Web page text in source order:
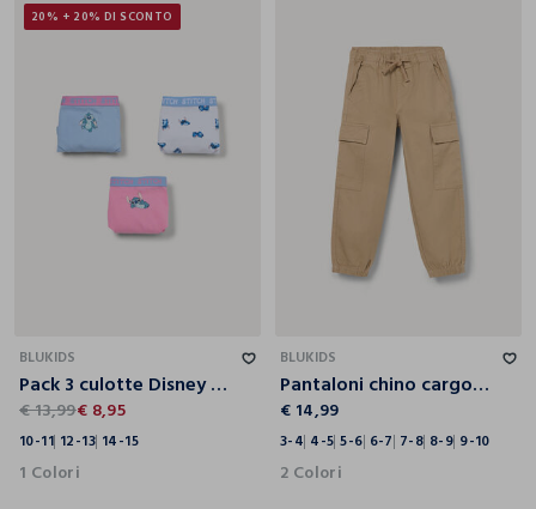
20% + 20% DI SCONTO
BLUKIDS
Pack 3 culotte Disney in jersey di cotone stretch ragazza
€ 13,99€ 8,95
10-11 12-13 14-15
1 Colori
BLUKIDS
Pantaloni chino cargo in puro cotone bambino
€ 14,99
3-4 4-5 5-6 6-7 7-8 8-9 9-10
2 Colori